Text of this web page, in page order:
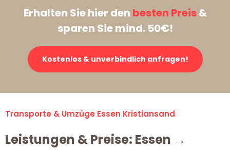
Erhalten Sie hier den besten Preis&
sparen Sie mind. 50€!
Kostenlos & unverbindlich anfragen!
Transporte & Umzüge Essen Kristiansand
Leistungen & Preise: Essen →